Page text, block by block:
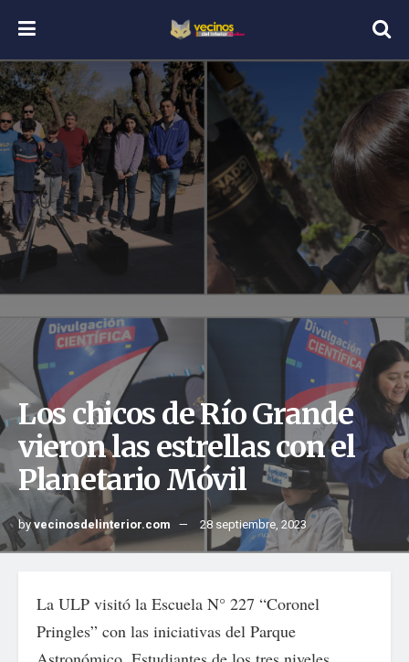
Los chicos de Río Grande
vieron las estrellas con el
Planetario Móvil
byvecinosdelinterior.com 28 septiembre, 2023
La ULP visitó la Escuela N° 227 “Coronel
Pringles” con las iniciativas del Parque